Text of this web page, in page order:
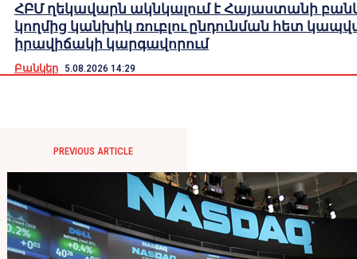
ՀԲՄ ղեկավարն ակնկալում է Հայաստանի
կողմից կանխիկ ռուբլու ընդունման հետ
իրավիճակի կարգավորում
Բանկեր 5.08.2026 14:29
PREVIOUS ARTICLE